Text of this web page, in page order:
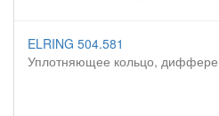
ELRING 504.581
Уплотняющее кольцо,